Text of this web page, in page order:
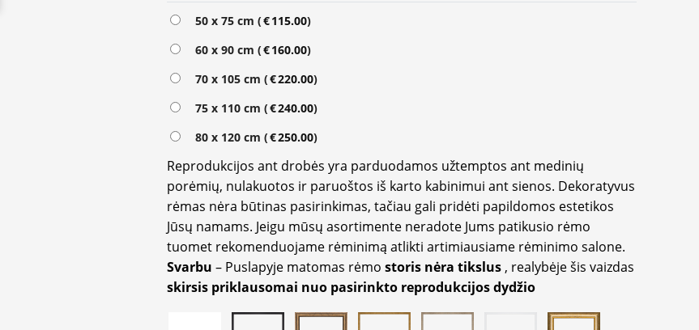
50 x 75 cm (€115.00)
60 x 90 cm (€160.00)
70 x 105 cm (€220.00)
75 x 110 cm (€240.00)
80 x 120 cm (€250.00)
Reprodukcijos ant drobės yra parduodamos užtemptos ant medinių
porėmių, nulakuotos ir paruoštos iš karto kabinimui ant sienos. Dekoratyvus
rėmas nėra būtinas pasirinkimas, tačiau gali pridėti papildomos estetikos
Jūsų namams. Jeigu mūsų asortimente neradote Jums patikusio rėmo
tuomet rekomenduojame rėminimą atlikti artimiausiame rėminimo salone.
Svarbu – Puslapyje matomas rėmo storis nėra tikslus , realybėje šis vaizdas
skirsis priklausomai nuo pasirinkto reprodukcijos dydžio
Alternative: